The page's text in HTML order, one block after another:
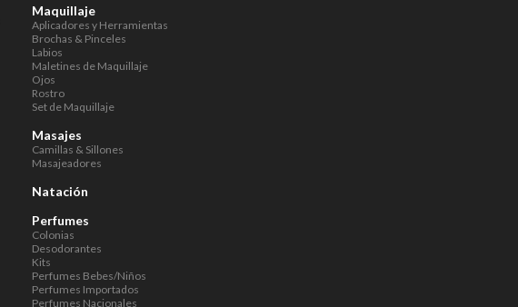
Maquillaje
Aplicadores y Herramientas
Brochas & Pinceles
Labios
Maletines de Maquillaje
Ojos
Rostro
Set de Maquillaje
Masajes
Camillas & Sillones
Masajeadores
Natación
Perfumes
Colonias
Desodorantes
Kits
Perfumes Bebes/Niños
Perfumes Importados
Perfumes Nacionales